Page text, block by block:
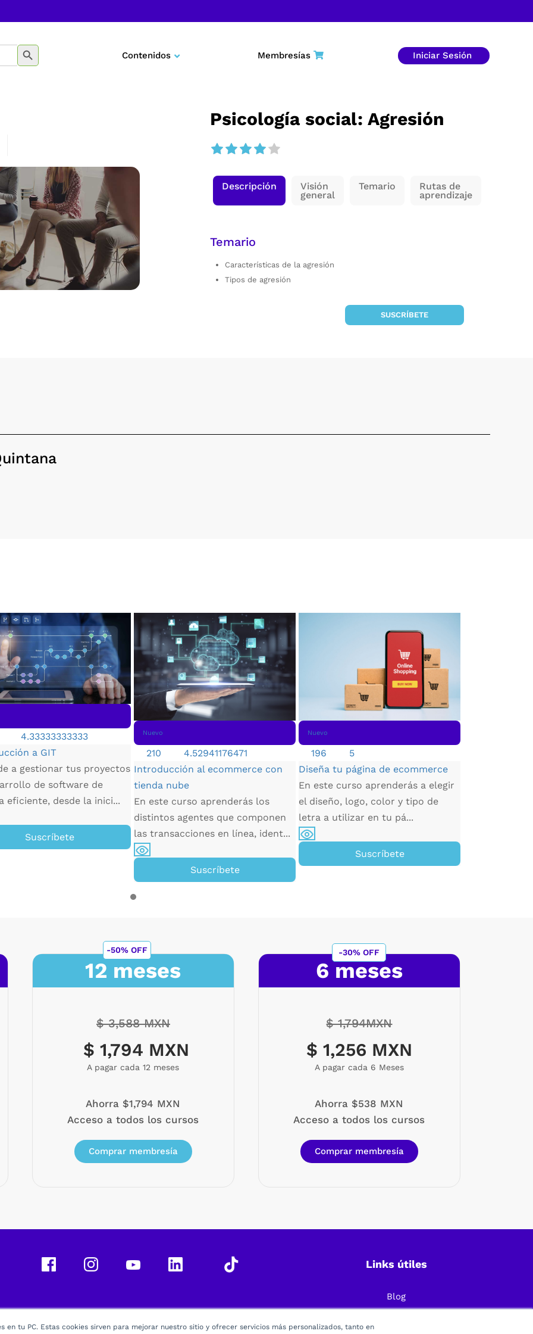
en tu PC. Estas cookies sirven para mejorar nuestro sitio y ofrecer servicios más personalizados, tanto en
BOTÓN DE BÚSQUEDA
Contenidos
Tecnología
Educación
Membresías Iniciar Sesión
Psicología social: Agresión
Descripción Visión
general
Temario Rutas de
aprendizaje
Temario
Características de la agresión
Tipos de agresión
SUSCRÍBETE
4.33333333333
a GIT
a gestionar tus proyectos
de software de
eficiente, desde la inici...
Suscríbete
Nuevo
210
4.52941176471
Introducción al ecommerce con
tienda nube
En este curso aprenderás los
distintos agentes que componen
las transacciones en línea, ident...
Suscríbete
Nuevo
196
5
Diseña tu página de ecommerce
En este curso aprenderás a elegir
el diseño, logo, color y tipo de
letra a utilizar en tu pá...
Suscríbete
-50% OFF -30% OFF
12 meses
$ 3,588 MXN
$ 1,794 MXN
A pagar cada 12 meses
Ahorra $1,794 MXN
Acceso a todos los cursos
Comprar membresía
6 meses
$ 1,794MXN
$ 1,256 MXN
A pagar cada 6 Meses
Ahorra $538 MXN
Acceso a todos los cursos
Comprar membresía
Links útiles
Blog
Preguntas Frecuentes
Política de Privacidad